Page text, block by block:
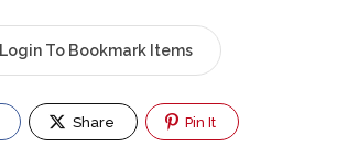
Login To Bookmark Items
Share Pin It